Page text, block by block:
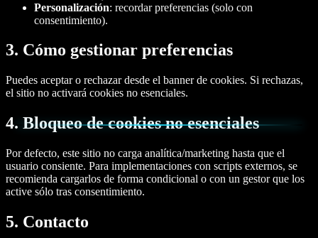
Personalización: recordar preferencias (solo con
consentimiento).
3. Cómo gestionar preferencias
Puedes aceptar o rechazar desde el banner de cookies. Si rechazas,
el sitio no activará cookies no esenciales.
4. Bloqueo de cookies no esenciales
Por defecto, este sitio no carga analítica/marketing hasta que el
usuario consiente. Para implementaciones con scripts externos, se
recomienda cargarlos de forma condicional o con un gestor que los
active sólo tras consentimiento.
5. Contacto